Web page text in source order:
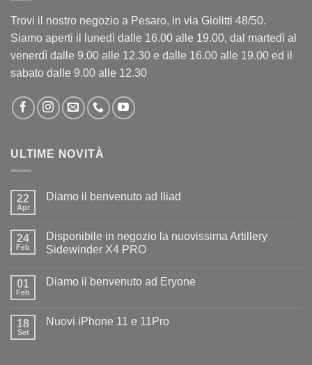
Trovi il nostro negozio a Pesaro, in via Giolitti 48/50.
Siamo aperti il lunedì dalle 16.00 alle 19.00, dal martedì al
venerdì dalle 9.00 alle 12.30 e dalle 16.00 alle 19.00 ed il
sabato dalle 9.00 alle 12.30
ULTIME NOVITÀ
22
Apr
Diamo il benvenuto ad Iliad
Diamo
il
benvenuto
24
Feb
Disponibile in negozio la nuovissima Artillery
Sidewinder X4 PRO
su
la
nuovissima
01
Feb
Diamo il benvenuto ad Eryone
Diamo
18
Set
Nuovi iPhone 11 e 11Pro